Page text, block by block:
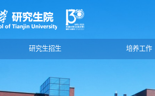
研究生招生 培养工作